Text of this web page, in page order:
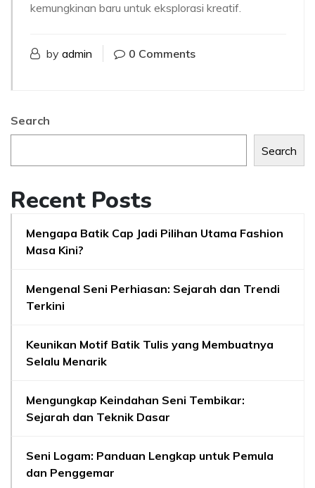
kemungkinan baru untuk eksplorasi kreatif.
by admin 0 Comments
Search
Search
Recent Posts
Mengapa Batik Cap Jadi Pilihan Utama Fashion
Masa Kini?
Mengenal Seni Perhiasan: Sejarah dan Trendi
Terkini
Keunikan Motif Batik Tulis yang Membuatnya
Selalu Menarik
Mengungkap Keindahan Seni Tembikar:
Sejarah dan Teknik Dasar
Seni Logam: Panduan Lengkap untuk Pemula
dan Penggemar